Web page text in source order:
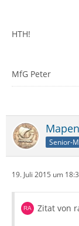
HTH!
MfG Peter
Senior-
19. Juli 2015 um
Zitat von